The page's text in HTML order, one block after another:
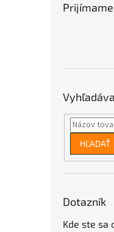
HĽADAŤ
Dotazník
Kde ste sa